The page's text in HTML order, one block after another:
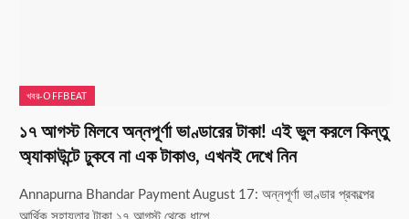
খবর-OFFBEAT
১৭ আগস্ট মিলবে অন্নপূর্ণা ভাণ্ডারের টাকা! এই ভুল করলে কিন্তু
অ্যাকাউন্টে ঢুকবে না এক টাকাও, এখনই দেখে নিন
Annapurna Bhandar Payment August 17: অন্নপূর্ণা ভাণ্ডার প্রকল্পের